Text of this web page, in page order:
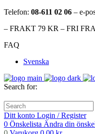
Telefon: 08-611 02 06 – e-
– FRAKT 79 KR – FRI
FAQ
Svenska
Search for:
Ditt konto Login / Register
0 Önskelista Ändra din